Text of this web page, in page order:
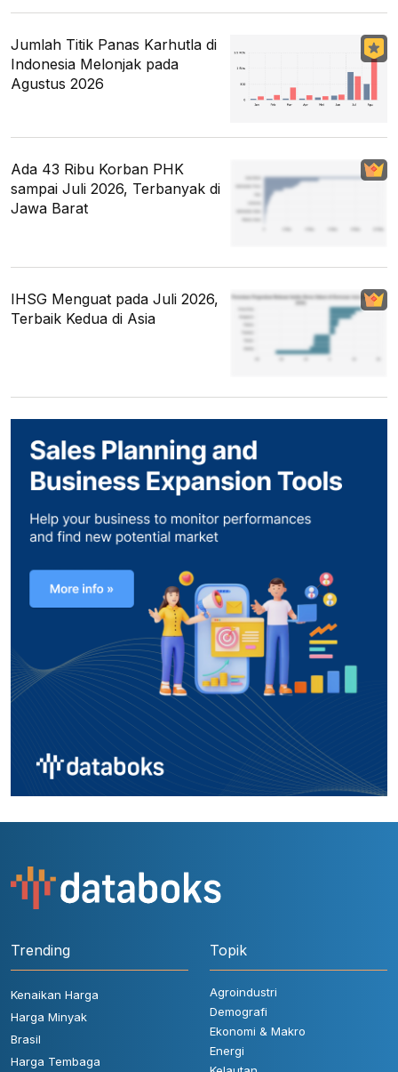
Jumlah Titik Panas Karhutla di
Indonesia Melonjak pada
Agustus 2026
Ada 43 Ribu Korban PHK
sampai Juli 2026, Terbanyak di
Jawa Barat
IHSG Menguat pada Juli 2026,
Terbaik Kedua di Asia
Trending
Kenaikan Harga
Harga Minyak
Brasil
Harga Tembaga
Topik
Agroindustri
Demografi
Ekonomi & Makro
Energi